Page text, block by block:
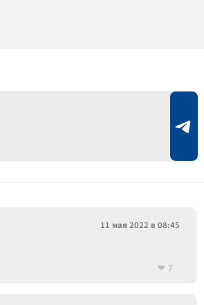
11 мая 2022 в 08:45
7